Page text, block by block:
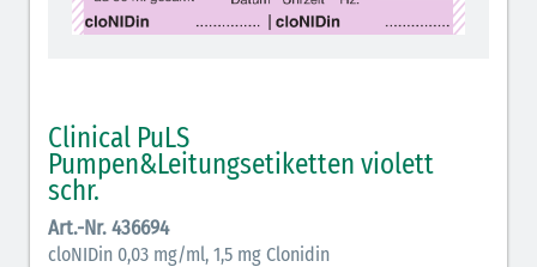
Antihypertonika/Vasodilatantien (hellviolett
Antiemetika (salmon)
Verschiedene Medikamente (weiß)
Antikoagulantien (hellgrau/weiß mit schwarzem
Clinical PuLS
Pumpen&Leitungsetiketten violett
schr.
Art.-Nr. 436694
cloNIDin 0,03 mg/ml, 1,5 mg Clonidin